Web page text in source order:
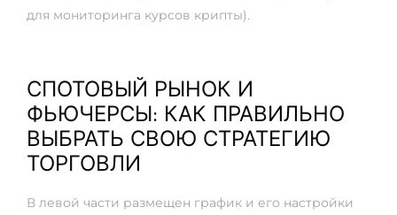
для мониторинга курсов крипты).
СПОТОВЫЙ РЫНОК И
ФЬЮЧЕРСЫ: КАК ПРАВИЛЬНО
ВЫБРАТЬ СВОЮ СТРАТЕГИЮ
ТОРГОВЛИ
В левой части размещен график и его настройки